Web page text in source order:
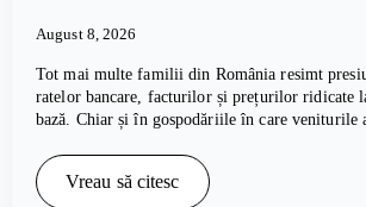
August 8, 2026
Tot mai multe familii din România resimt
ratelor bancare, facturilor și prețurilor ridicate
bază. Chiar și în gospodăriile în care veniturile
Vreau să citesc